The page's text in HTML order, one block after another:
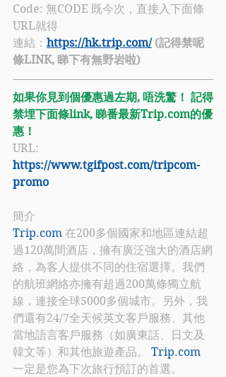
Code: 無CODE 既今次，直接入下面條
URL就得
連結： https://hk.trip.com/ (記得禁呢
條LINK, 睇下有無野岩啦)
如果你見到個優惠過左期, 唔洗驚！ 記得
禁埋下面條link, 睇番最新Trip.com的優
惠！
URL:
https://www.tgifpost.com/tripcom-
promo
簡介
Trip.com 在200多個國家和地區連結超
過120萬間酒店，擁有廣泛強大的酒店網
絡，為客人提供不同的住宿選擇。我們
的航班網絡亦擁有超過200萬條獨立航
線，連接全球5000多個城市。另外，我
們還有24/7全天候英文客戶服務、其他
當地語言客戶服務（如廣東話、日文及
韓文等）和其他旅遊產品。 Trip.com
一定是您為下次旅行預訂的首選。